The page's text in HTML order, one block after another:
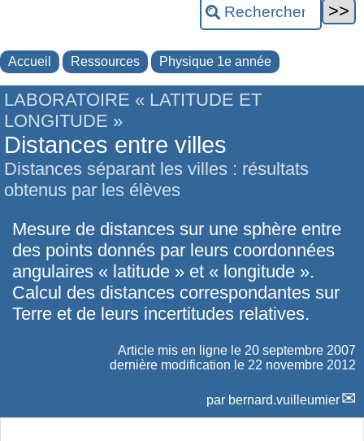
Accueil Ressources Physique 1e année
LABORATOIRE « LATITUDE ET
LONGITUDE »
Distances entre villes
Distances séparant les villes : résultats
obtenus par les élèves
Mesure de distances sur une sphère entre
des points donnés par leurs coordonnées
angulaires « latitude » et « longitude ».
Calcul des distances correspondantes sur
Terre et de leurs incertitudes relatives.
Article mis en ligne le 20 septembre 2007
dernière modification le 22 novembre 2012
par bernard.vuilleumier